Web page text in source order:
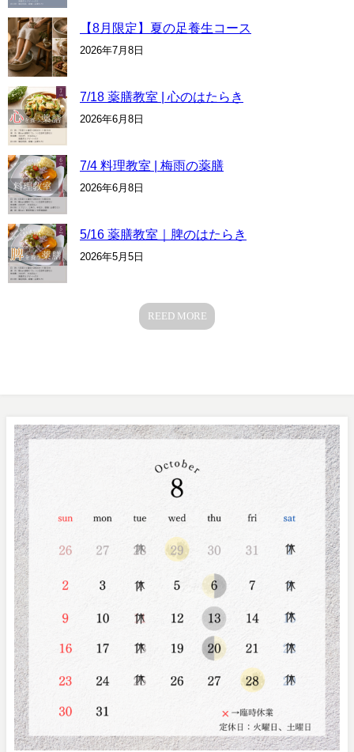
【8月限定】夏の足養生コース
2026年7月8日
7/18 薬膳教室 | 心のはたらき
2026年6月8日
7/4 料理教室 | 梅雨の薬膳
2026年6月8日
5/16 薬膳教室｜脾のはたらき
2026年5月5日
REED MORE